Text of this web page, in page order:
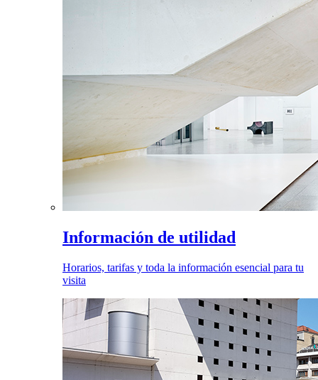
Información de utilidad
Horarios, tarifas y toda la información esencial para tu
visita